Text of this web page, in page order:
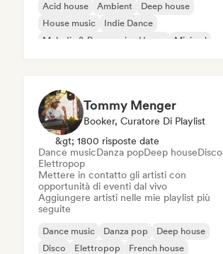
Acid house Ambient
Deep house
House music
Indie Dance
Melodic & Progressive House
Minimal
Tommy Menger
Booker, Curatore Di Playlist
&gt; 1800 risposte date
Dance musicDanza popDeep houseDisco
Elettropop
Mettere in contatto gli artisti con
opportunità di eventi dal vivo
Aggiungere artisti nelle mie playlist più
seguite
Dance music Danza pop
Deep house
Disco
Elettropop
French house